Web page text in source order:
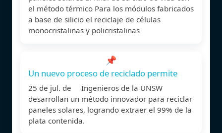
el método térmico Para los módulos fabricados
a base de silicio el reciclaje de células
monocristalinas y policristalinas
📌
Un nuevo proceso de reciclado permite
25 de jul. de Ingenieros de la UNSW
desarrollan un método innovador para reciclar
paneles solares, logrando extraer el 99% de la
plata contenida.